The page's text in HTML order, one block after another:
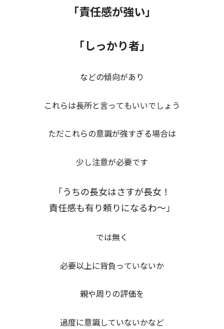
「責任感が強い」
「しっかり者」
などの傾向があり
これらは長所と言ってもいいでしょう
ただこれらの意識が強すぎる場合は
少し注意が必要です
「うちの長女はさすが長女！
責任感も有り頼りになるわ～」
では無く
必要以上に背負っていないか
親や周りの評価を
過度に意識していないかなど